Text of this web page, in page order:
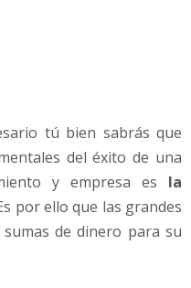
tú bien sabrás que
del éxito de una
y empresa es la
por ello que las grandes
de dinero para su